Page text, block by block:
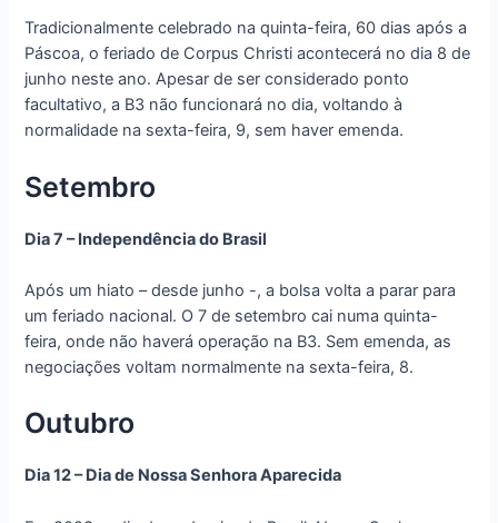
Tradicionalmente celebrado na quinta-feira, 60 dias após a
Páscoa, o feriado de Corpus Christi acontecerá no dia 8 de
junho neste ano. Apesar de ser considerado ponto
facultativo, a B3 não funcionará no dia, voltando à
normalidade na sexta-feira, 9, sem haver emenda.
Setembro
Dia 7 – Independência do Brasil
Após um hiato – desde junho -, a bolsa volta a parar para
um feriado nacional. O 7 de setembro cai numa quinta-
feira, onde não haverá operação na B3. Sem emenda, as
negociações voltam normalmente na sexta-feira, 8.
Outubro
Dia 12 – Dia de Nossa Senhora Aparecida